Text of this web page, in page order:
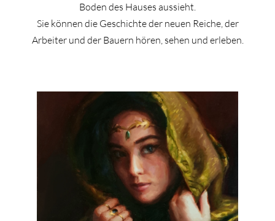
Boden des Hauses aussieht.
Sie können die Geschichte der neuen Reiche, der
Arbeiter und der Bauern hören, sehen und erleben.